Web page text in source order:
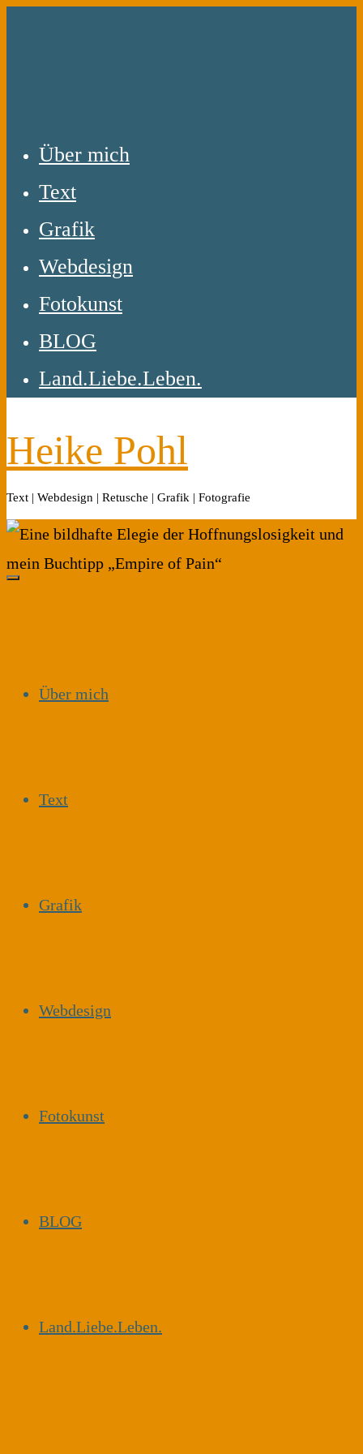
Über mich
Text
Grafik
Webdesign
Fotokunst
BLOG
Land.Liebe.Leben.
Heike Pohl
Text | Webdesign | Retusche | Grafik | Fotografie
Über mich
Text
Grafik
Webdesign
Fotokunst
BLOG
Land.Liebe.Leben.